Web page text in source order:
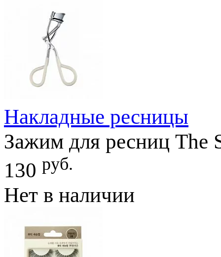
Накладные ресницы
Зажим для ресниц The
130 руб.
Нет в наличии